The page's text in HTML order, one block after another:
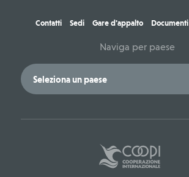
Contatti Sedi Gare d'appalto Documenti
Naviga per paese